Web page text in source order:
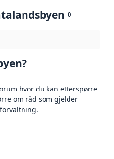
0
hvor du kan etterspørre
om råd som gjelder